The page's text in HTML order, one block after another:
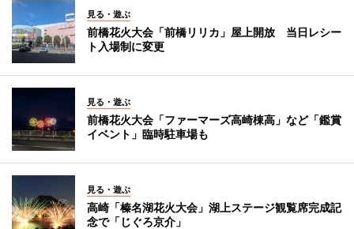
見る・遊ぶ
前橋花火大会「前橋リリカ」屋上開放 当日レシー
ト入場制に変更
見る・遊ぶ
前橋花火大会「ファーマーズ高崎棟高」など「鑑賞
イベント」臨時駐車場も
見る・遊ぶ
高崎「榛名湖花火大会」湖上ステージ観覧席完成記
念で「じぐろ京介」